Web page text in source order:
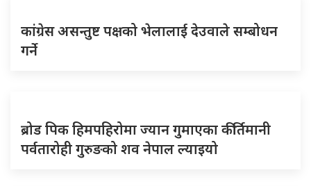
कांग्रेस असन्तुष्ट पक्षको भेलालाई देउवाले सम्बोधन
गर्ने
ब्रोड पिक हिमपहिरोमा ज्यान गुमाएका कीर्तिमानी
पर्वतारोही गुरुङको शव नेपाल ल्याइयो